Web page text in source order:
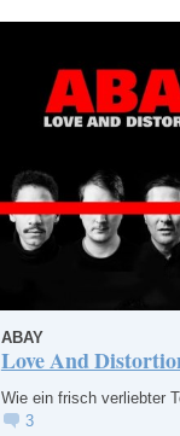
ABAY
Love And
Wie ein frisch verliebter
3